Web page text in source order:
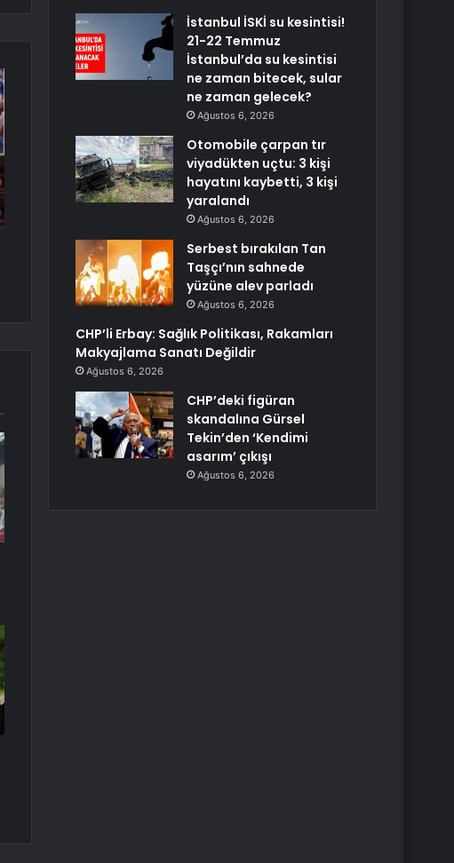
İstanbul İSKİ su kesintisi!
21-22 Temmuz
İstanbul’da su kesintisi
ne zaman bitecek, sular
ne zaman gelecek?
Ağustos 6, 2026
Otomobile çarpan tır
viyadükten uçtu: 3 kişi
hayatını kaybetti, 3 kişi
yaralandı
Ağustos 6, 2026
Serbest bırakılan Tan
Taşçı’nın sahnede
yüzüne alev parladı
Ağustos 6, 2026
CHP’li Erbay: Sağlık Politikası, Rakamları
Makyajlama Sanatı Değildir
Ağustos 6, 2026
CHP’deki figüran
skandalına Gürsel
Tekin’den ‘Kendimi
asarım’ çıkışı
Ağustos 6, 2026